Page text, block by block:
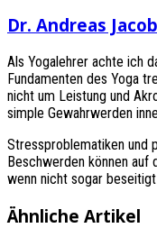
Dr. Andreas Jacob
Als Yogalehrer achte ich
Fundamenten des Yoga
nicht um Leistung und
simple Gewahrwerden
Stressproblematiken und
Beschwerden können auf
wenn nicht sogar
Ähnliche Artikel